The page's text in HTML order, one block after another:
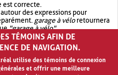
est correcte.
des expressions pour
garage à véloretournera
"garage à vélo".
avec OR.garage OR vélo
résultat quegarage à vélo
TÉMOINS AFIN DE
DE NAVIGATION.
utilise des témoins de connexion
et offrir une meilleure